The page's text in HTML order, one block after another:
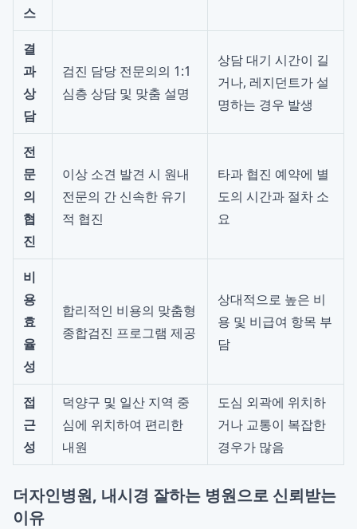
스
결
과
상
담
검진 담당 전문의의 1:1
심층 상담 및 맞춤 설명
상담 대기 시간이 길
거나, 레지던트가 설
명하는 경우 발생
전
문
의
협
진
이상 소견 발견 시 원내
전문의 간 신속한 유기
적 협진
타과 협진 예약에 별
도의 시간과 절차 소
요
비
용
효
율
성
합리적인 비용의 맞춤형
종합검진 프로그램 제공
상대적으로 높은 비
용 및 비급여 항목 부
담
접
근
성
덕양구 및 일산 지역 중
심에 위치하여 편리한
내원
도심 외곽에 위치하
거나 교통이 복잡한
경우가 많음
더자인병원, 내시경 잘하는 병원으로 신뢰받는
이유